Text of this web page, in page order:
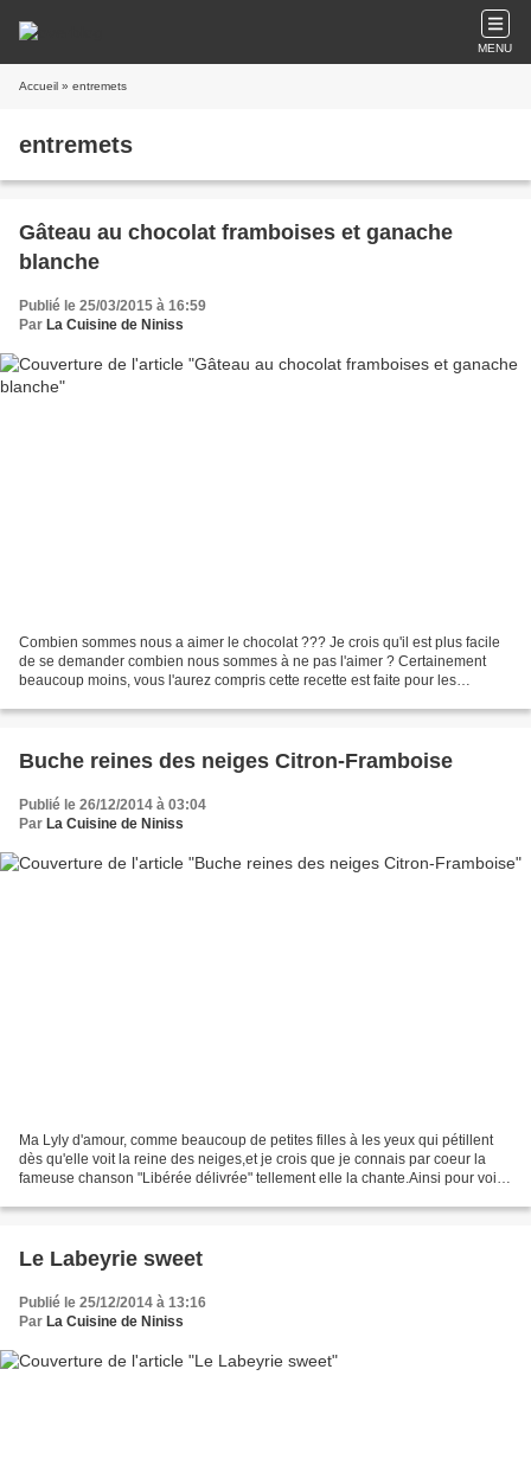
MENU
Accueil » entremets
entremets
Gâteau au chocolat framboises et ganache
blanche
Publié le 25/03/2015 à 16:59
Par La Cuisine de Niniss
Combien sommes nous a aimer le chocolat ??? Je crois qu'il est plus facile
de se demander combien nous sommes à ne pas l'aimer ? Certainement
beaucoup moins, vous l'aurez compris cette recette est faite pour les
Buche reines des neiges Citron-Framboise
Publié le 26/12/2014 à 03:04
Par La Cuisine de Niniss
Ma Lyly d'amour, comme beaucoup de petites filles à les yeux qui pétillent
dès qu'elle voit la reine des neiges,et je crois que je connais par coeur la
fameuse chanson "Libérée délivrée" tellement elle la chante.Ainsi pour voire
Le Labeyrie sweet
Publié le 25/12/2014 à 13:16
Par La Cuisine de Niniss